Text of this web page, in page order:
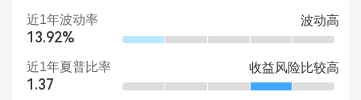
近1年波动率
13.92%
波动高
近1年夏普比率
1.37
收益风险比较高